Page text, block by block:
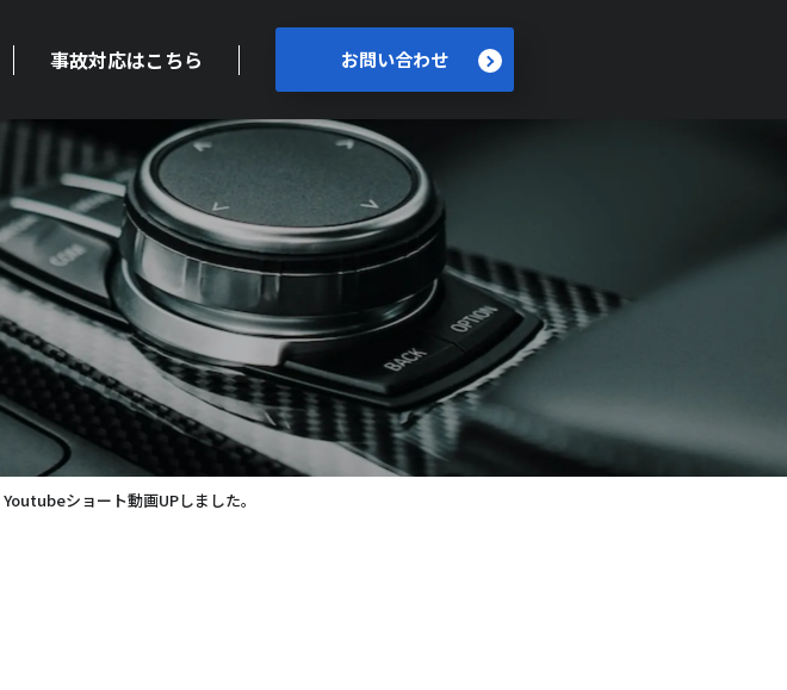
事故対応はこちら お問い合わせ
ショート動画UPしました。